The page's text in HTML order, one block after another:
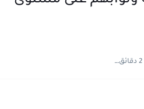
2 دقائق للقراءة